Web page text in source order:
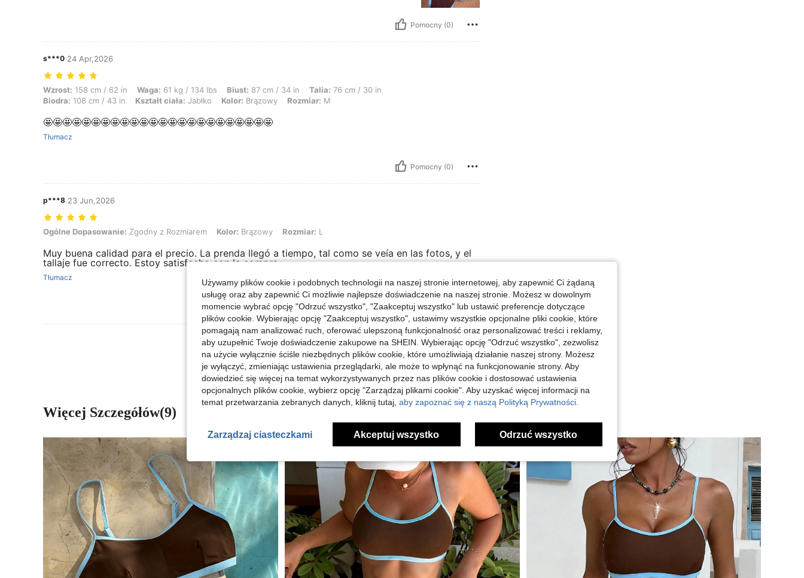
Pomocny (0)
s***0 24 Apr,2026
Wzrost: 158 cm / 62 in, Waga: 61 kg / 134 lbs, Biust: 87 cm / 34 in, Talia: 76 cm / 30 in, Biodra: 108 cm / 43 in, Kształt ciała: Jabłko, Kolor: Brązowy, Rozmiar: M
Wzrost: 158 cm / 62 in Waga: 61 kg / 134 lbs Biust: 87 cm / 34 in Talia: 76 cm / 30 in
Biodra: 108 cm / 43 in Kształt ciała: Jabłko Kolor: Brązowy Rozmiar: M
🤩🤩🤩🤩🤩🤩🤩🤩🤩🤩🤩🤩🤩🤩🤩🤩🤩🤩🤩🤩🤩🤩🤩🤩
Tłumacz
Pomocny (0)
p***8 23 Jun,2026
Ogólne Dopasowanie: Zgodny z Rozmiarem, Kolor: Brązowy, Rozmiar: L
Ogólne Dopasowanie: Zgodny z Rozmiarem Kolor: Brązowy Rozmiar: L
Muy buena calidad para el precio. La prenda llegó a tiempo, tal como se veía en las fotos, y el
tallaje fue correcto. Estoy satisfecho con la compra.
Tłumacz
Pomocny (0)
Zobacz Więcej Opinii
Więcej Szczegółów(9)
Używamy plików cookie i podobnych technologii na naszej stronie internetowej, aby zapewnić Ci żądaną
usługę oraz aby zapewnić Ci możliwie najlepsze doświadczenie na naszej stronie. Możesz w dowolnym
momencie wybrać opcję "Odrzuć wszystko", "Zaakceptuj wszystko" lub ustawić preferencje dotyczące
plików cookie. Wybierając opcję "Zaakceptuj wszystko", ustawimy wszystkie opcjonalne pliki cookie, które
pomagają nam analizować ruch, oferować ulepszoną funkcjonalność oraz personalizować treści i reklamy,
aby uzupełnić Twoje doświadczenie zakupowe na SHEIN. Wybierając opcję "Odrzuć wszystko", zezwolisz
na użycie wyłącznie ściśle niezbędnych plików cookie, które umożliwiają działanie naszej strony. Możesz
je wyłączyć, zmieniając ustawienia przeglądarki, ale może to wpłynąć na funkcjonowanie strony. Aby
dowiedzieć się więcej na temat wykorzystywanych przez nas plików cookie i dostosować ustawienia
opcjonalnych plików cookie, wybierz opcję "Zarządzaj plikami cookie". Aby uzyskać więcej informacji na
temat przetwarzania zebranych danych, kliknij tutaj, aby zapoznać się z naszą Polityką Prywatności.
Zarządzaj ciasteczkami Akceptuj wszystko Odrzuć wszystko